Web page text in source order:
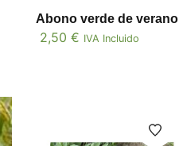
Abono verde de verano
2,50€ IVA Incluido